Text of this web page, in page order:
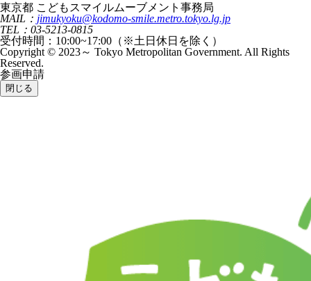
東京都 こどもスマイルムーブメント事務局
MAIL： jimukyoku@kodomo-smile.metro.tokyo.lg.jp
TEL：03-5213-0815
受付時間：10:00~17:00（※土日休日を除く）
Copyright © 2023～ Tokyo Metropolitan Government. All Rights
Reserved.
参画申請
閉じる